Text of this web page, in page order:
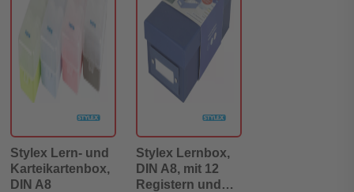
Stylex Lern- und
Karteikartenbox,
DIN A8
Stylex Lernbox,
DIN A8, mit 12
Registern und